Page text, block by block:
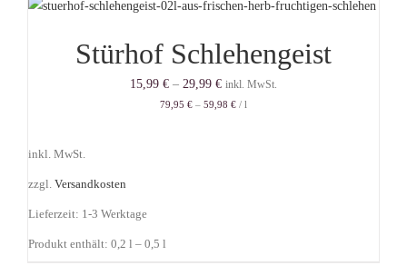
Stürhof Schlehengeist
15,99 € – 29,99 € inkl. MwSt.
79,95 € – 59,98 € / l
inkl. MwSt.
zzgl. Versandkosten
Lieferzeit: 1-3 Werktage
Produkt enthält: 0,2 l – 0,5 l